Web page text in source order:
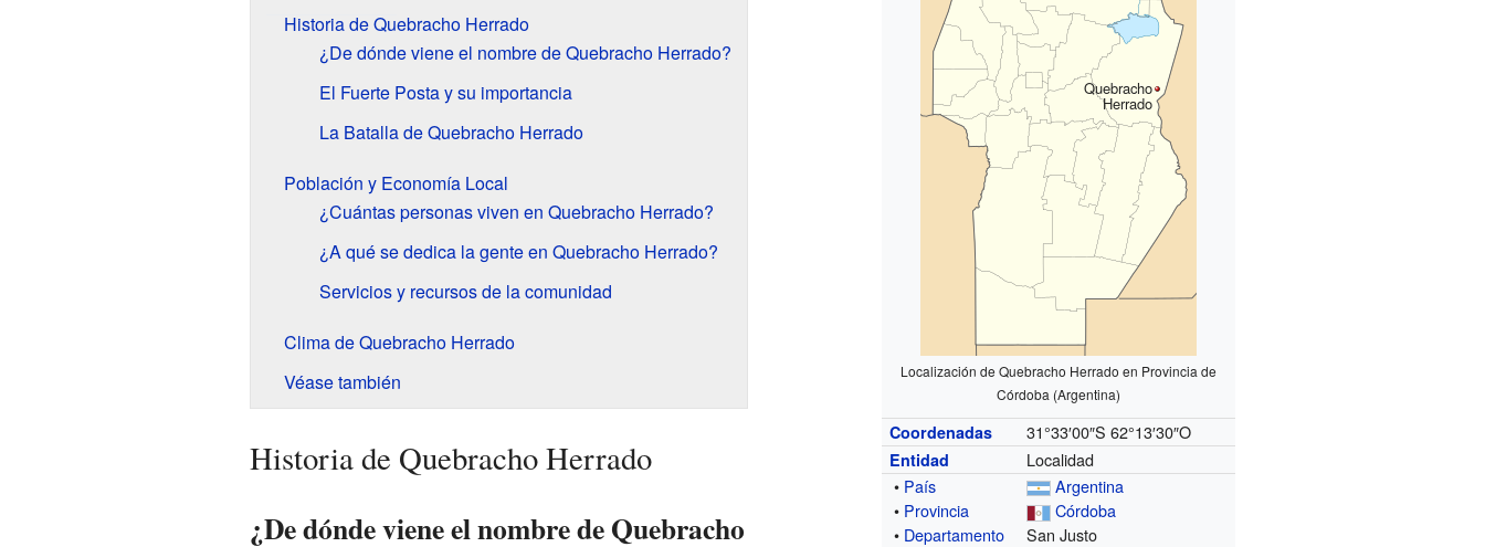
Quebracho
Herrado
Localización de Quebracho Herrado en Provincia de
Córdoba (Argentina)
Coordenadas 31°33′00″S 62°13′30″O
Entidad
Localidad
• País
Argentina
• Provincia
Córdoba
• Departamento San Justo
Historia de Quebracho Herrado
¿De dónde viene el nombre de Quebracho Herrado?
El Fuerte Posta y su importancia
La Batalla de Quebracho Herrado
Población y Economía Local
¿Cuántas personas viven en Quebracho Herrado?
¿A qué se dedica la gente en Quebracho Herrado?
Servicios y recursos de la comunidad
Clima de Quebracho Herrado
Véase también
Historia de Quebracho Herrado
¿De dónde viene el nombre de Quebracho